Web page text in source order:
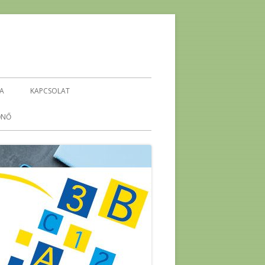
KEHOP-5.4.1-16-2016-00296
ENERGETIKA ÖKO-TÉMAHÉT
ENERGIA PROJEKTHÉT
KAPCSOLAT